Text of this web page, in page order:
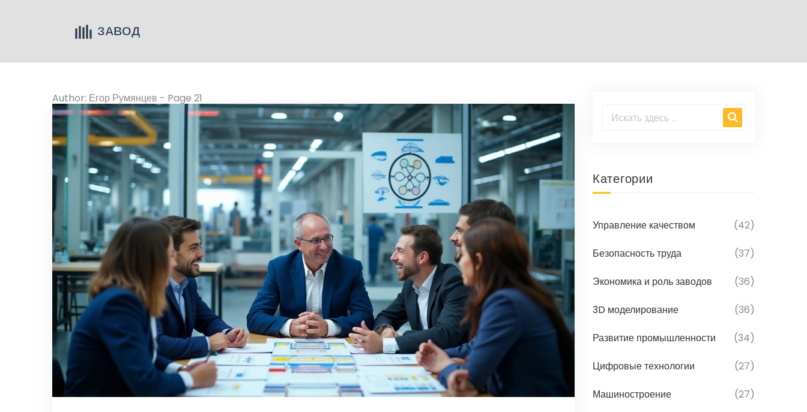
Author: Егор Румянцев - Page 21
Категории
Управление качеством (42)
Безопасность труда (37)
Экономика и роль заводов (36)
3D моделирование (36)
Развитие промышленности (34)
Цифровые технологии (27)
Машиностроение (27)